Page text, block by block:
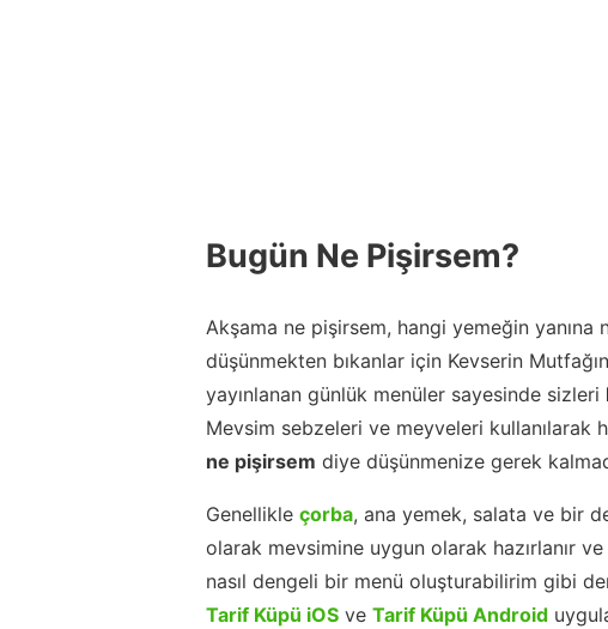
Bugün Ne Pişirsem?
Akşama ne pişirsem, hangi yemeğin yanına
düşünmekten bıkanlar için Kevserin
yayınlanan günlük menüler sayesinde sizleri
Mevsim sebzeleri ve meyveleri kullanılarak
ne pişirsem diye düşünmenize gerek
Genellikle çorba, ana yemek, salata ve bir
olarak mevsimine uygun olarak hazırlanır
nasıl dengeli bir menü oluşturabilirim gibi
Tarif Küpü iOS ve Tarif Küpü Android